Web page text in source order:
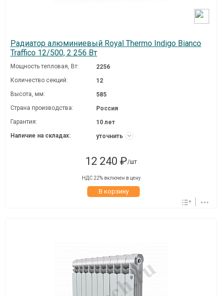
Радиатор алюминиевый Royal Thermo Indigo Bianco
Traffico 12/500, 2 256 Вт
Мощность тепловая, Вт:
2256
Количество секций:
12
Высота, мм:
585
Страна производства:
Россия
Гарантия:
10 лет
Наличие на складах:
уточнить
12 240 ₽/шт
НДС 22% включен в цену
В корзину